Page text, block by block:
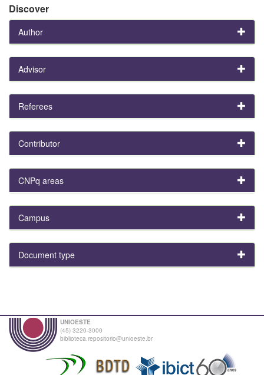
Discover
Author
Advisor
Referees
Contributor
CNPq areas
Campus
Document type
UNIOESTE
(45) 3220-3000
biblioteca.repositorio@unioeste.br